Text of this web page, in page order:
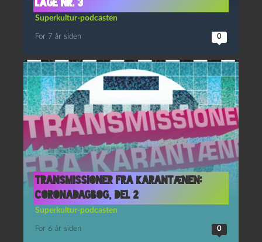
Låge nr. 3
Superkultur-podcasten
For 7 år siden 0
Transmissioner fra Karantænen:
Coronadagbog, del 2
Superkultur-podcasten
For 6 år siden 0